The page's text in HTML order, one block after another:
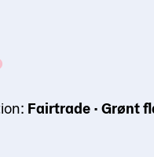
Fairtrade • Grønt